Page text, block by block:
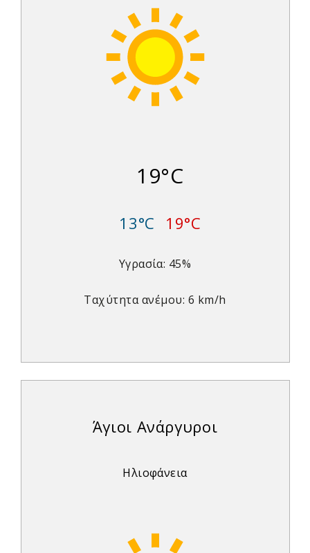
19°C
13°C 19°C
Υγρασία: 45%
Ταχύτητα ανέμου: 6 km/h
Άγιοι Ανάργυροι
Ηλιοφάνεια